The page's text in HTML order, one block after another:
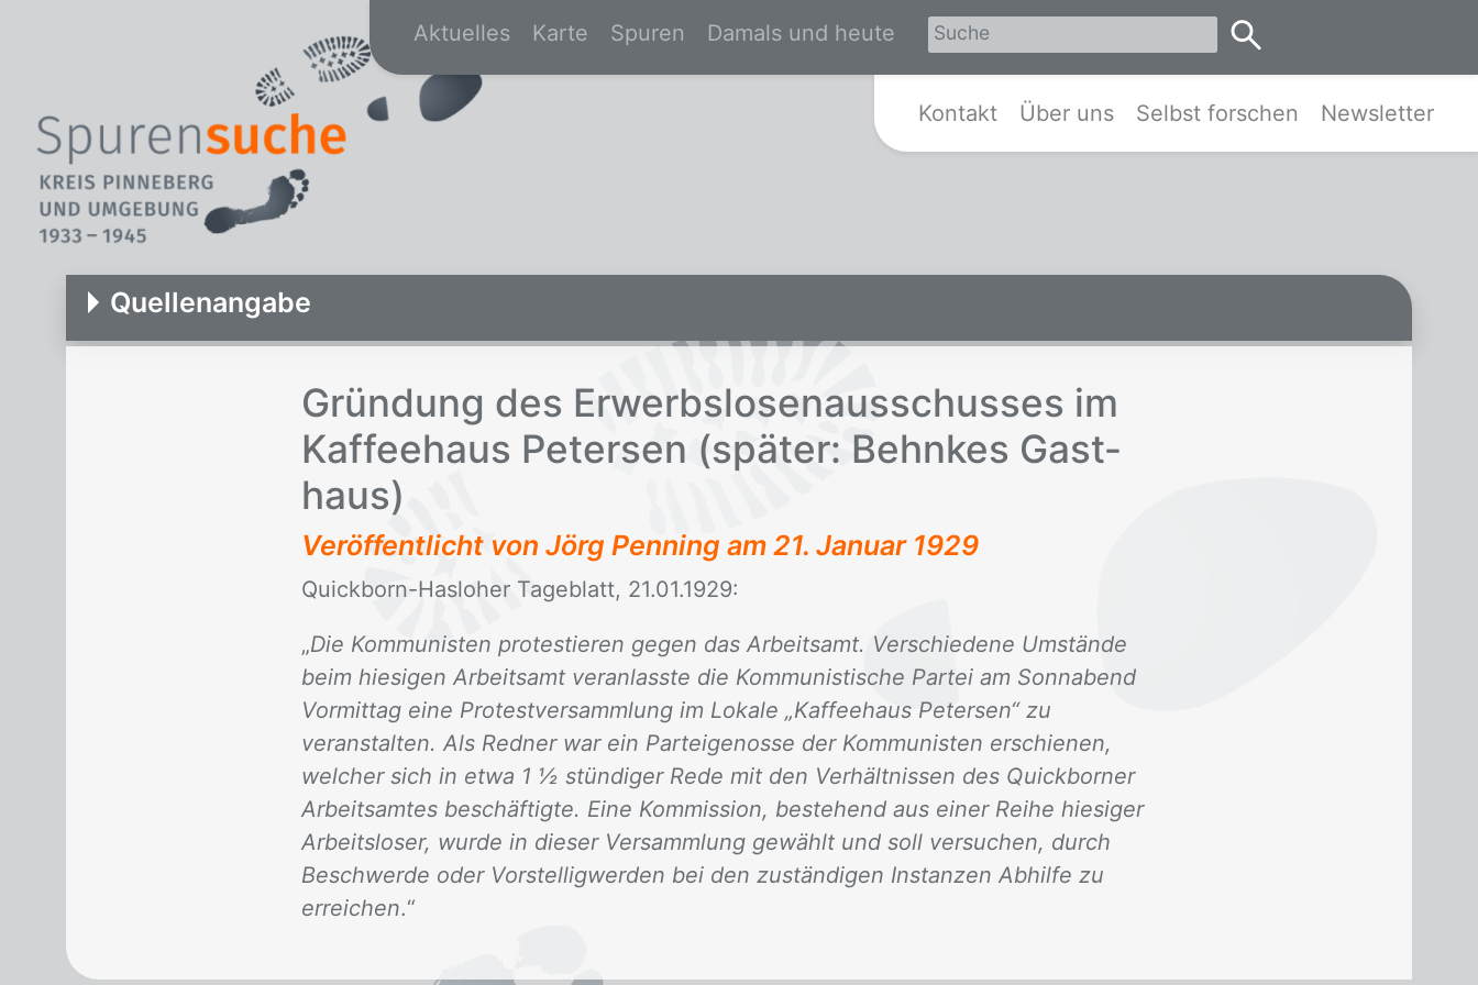
Zur Startseite von Spurensuche Kreis Pinneberg und Umgebung
Aktuelles Karte Spuren Damals und heute
Kontakt Über uns Selbst forschen Newsletter
Quellenangabe
Grün­dung des Er­werbs­lo­sen­aus­schus­ses im
Kaf­fee­haus Pe­ter­sen (spä­ter: Behn­kes Gast­
haus)
Veröffentlicht von Jörg Penning am 21. Januar 1929
Quick­born-Has­lo­her Ta­ge­blatt, 21.01.1929:
„Die Kommunisten protestieren gegen das Arbeitsamt. Verschiedene Umstände
beim hiesigen Arbeitsamt veranlasste die Kommunistische Partei am Sonnabend
Vormittag eine Protestversammlung im Lokale „Kaffeehaus Petersen“ zu
veranstalten. Als Redner war ein Parteigenosse der Kommunisten erschienen,
welcher sich in etwa 1 ½ stündiger Rede mit den Verhältnissen des Quickborner
Arbeitsamtes beschäftigte. Eine Kommission, bestehend aus einer Reihe hiesiger
Arbeitsloser, wurde in dieser Versammlung gewählt und soll versuchen, durch
Beschwerde oder Vorstelligwerden bei den zuständigen Instanzen Abhilfe zu
erreichen.“